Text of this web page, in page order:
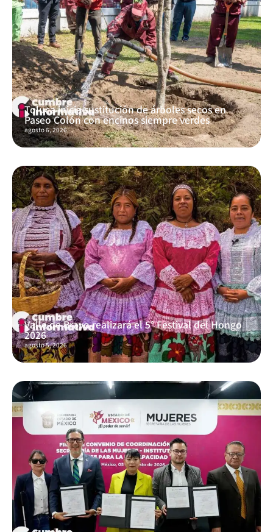
Toluca inicia sustitución de árboles secos en
Paseo Colón con encinos siempre verdes
agosto 6, 2026
Valle de Bravo realizará el 5° Festival del Hongo
2026
agosto 5, 2026